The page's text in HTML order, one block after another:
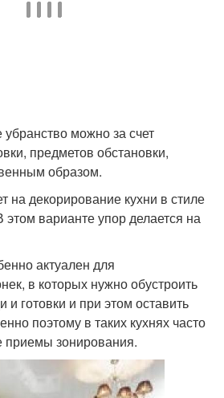
можно за счет
предметов обстановки,
образом.
на декорирование кухни в стиле
варианте упор делается на
актуален для
в которых нужно обустроить
готовки и при этом оставить
поэтому в таких кухнях часто
приемы зонирования.